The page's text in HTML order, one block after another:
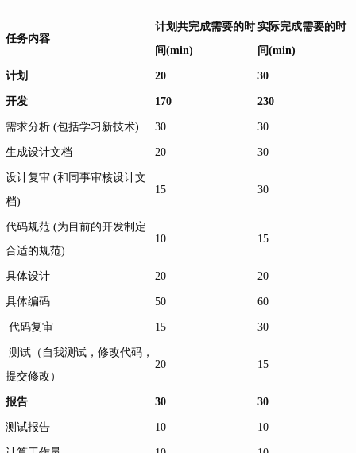
任务内容
计划共完成需要的时
间(min)
实际完成需要的时
间(min)
计划 20 30
开发 170 230
需求分析 (包括学习新技术) 30 30
生成设计文档 20 30
设计复审 (和同事审核设计文
档)
15 30
代码规范 (为目前的开发制定
合适的规范)
10 15
具体设计 20 20
具体编码 50 60
代码复审 15 30
测试（自我测试，修改代码，
提交修改）
20 15
报告 30 30
测试报告 10 10